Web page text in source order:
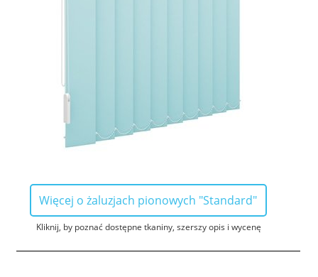
Więcej o żaluzjach pionowych "Standard"
Kliknij, by poznać dostępne tkaniny, szerszy opis i wycenę